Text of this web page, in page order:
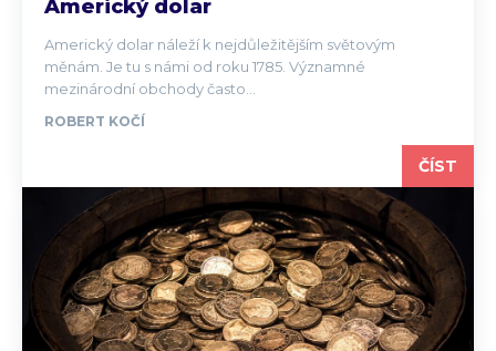
Americký dolar
Americký dolar náleží k nejdůležitějším světovým
měnám. Je tu s námi od roku 1785. Významné
mezinárodní obchody často...
ROBERT KOČÍ
ČÍST